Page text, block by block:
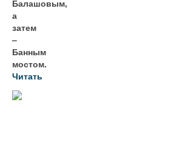
Балашовым,
а
затем
–
Банным
мостом.
Читать